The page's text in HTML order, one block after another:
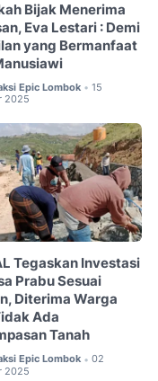
Bijak Menerima
Eva Lestari : Demi
yang Bermanfaat
Epic Lombok • 15
2025
Tegaskan Investasi
Prabu Sesuai
Diterima Warga
Ada
Tanah
Epic Lombok • 02
2025